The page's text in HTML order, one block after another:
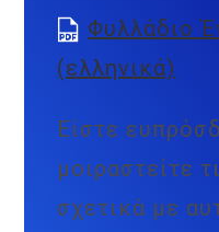
Φυλλάδιο
(ελληνικά)
Είστε
μοιραστείτε
σχετικά με